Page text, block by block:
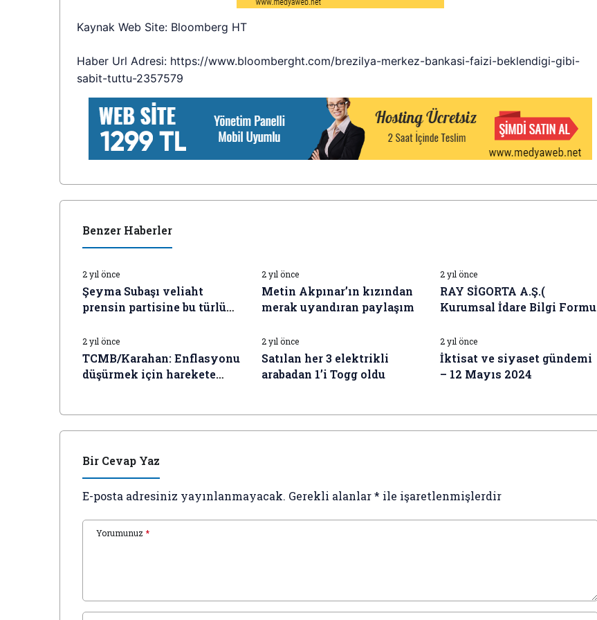
Kaynak Web Site: Bloomberg HT
Haber Url Adresi: https://www.bloomberght.com/brezilya-merkez-bankasi-faizi-beklendigi-gibi-
sabit-tuttu-2357579
Benzer Haberler
İŞ DÜNYASI HABERLERI
2 yıl önce
Şeyma Subaşı veliaht
prensin partisine bu türlü
2 yıl önce
Metin Akpınar’ın kızından
merak uyandıran paylaşım
2 yıl önce
RAY SİGORTA A.Ş.(
Kurumsal İdare Bilgi Formu
İŞ DÜNYASI HABERLERI
2 yıl önce
TCMB/Karahan: Enflasyonu
düşürmek için harekete
İŞ DÜNYASI HABERLERI
2 yıl önce
Satılan her 3 elektrikli
arabadan 1’i Togg oldu
2 yıl önce
İktisat ve siyaset gündemi
– 12 Mayıs 2024
Bir Cevap Yaz
E-posta adresiniz yayınlanmayacak. Gerekli alanlar* ile işaretlenmişlerdir
Yorumunuz *